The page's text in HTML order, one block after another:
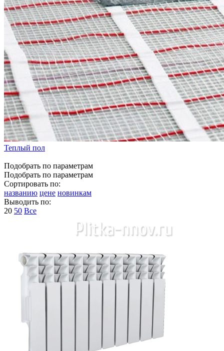
Теплый пол
Подобрать по параметрам
Подобрать по параметрам
Сортировать по:
названию цене новинкам
Выводить по:
20 50 Все